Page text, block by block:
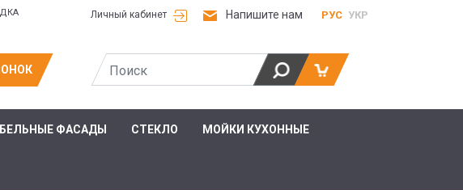
Личный кабинет Напишите нам РУС УКР
ФАСАДЫ СТЕКЛО МОЙКИ КУХОННЫЕ